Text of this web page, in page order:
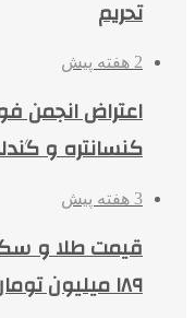
تحریم
2 هفته پیش
اعتراض انجمن
کنسانتره و
3 هفته پیش
قیمت طلا و
۱۸۹ میلیون تومان